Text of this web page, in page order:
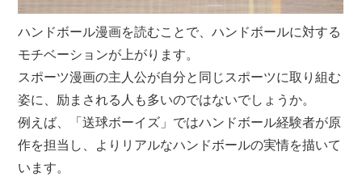
ハンドボール漫画を読むことで、ハンドボールに対する
モチベーションが上がります。
スポーツ漫画の主人公が自分と同じスポーツに取り組む
姿に、励まされる人も多いのではないでしょうか。
例えば、「送球ボーイズ」ではハンドボール経験者が原
作を担当し、よりリアルなハンドボールの実情を描いて
います。